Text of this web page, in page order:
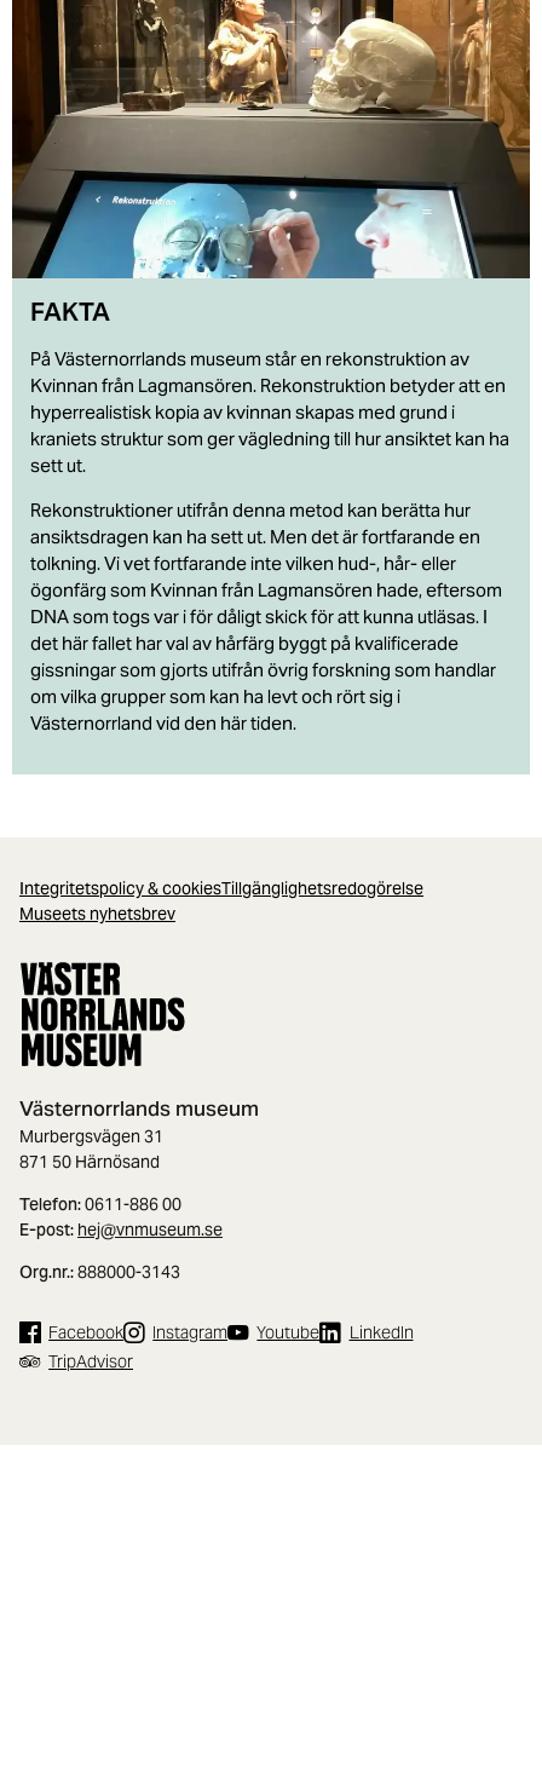
FAKTA
På Västernorrlands museum står en rekonstruktion av
Kvinnan från Lagmansören. Rekonstruktion betyder att en
hyperrealistisk kopia av kvinnan skapas med grund i
kraniets struktur som ger vägledning till hur ansiktet kan ha
sett ut.
Rekonstruktioner utifrån denna metod kan berätta hur
ansiktsdragen kan ha sett ut. Men det är fortfarande en
tolkning. Vi vet fortfarande inte vilken hud-, hår- eller
ögonfärg som Kvinnan från Lagmansören hade, eftersom
DNA som togs var i för dåligt skick för att kunna utläsas. I
det här fallet har val av hårfärg byggt på kvalificerade
gissningar som gjorts utifrån övrig forskning som handlar
om vilka grupper som kan ha levt och rört sig i
Västernorrland vid den här tiden.
Integritetspolicy & cookiesTillgänglighetsredogörelse
Museets nyhetsbrev
Västernorrlands museum
Murbergsvägen 31
871 50 Härnösand
Telefon:0611-886 00
E-post: hej@vnmuseum.se
Org.nr.:888000-3143
Facebook Instagram Youtube
LinkedIn
TripAdvisor